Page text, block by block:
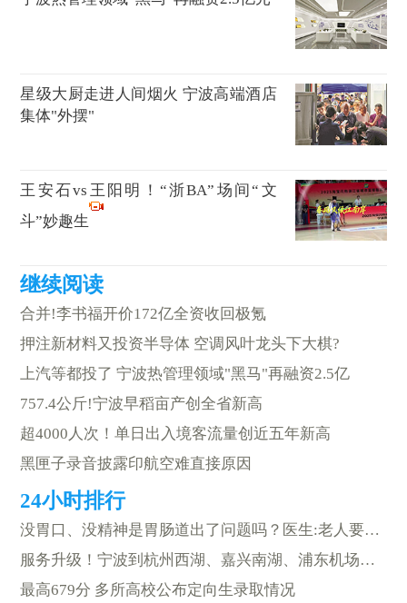
星级大厨走进人间烟火 宁波高端酒店
集体"外摆"
王安石vs王阳明！“浙BA”场间“文
斗”妙趣生
合并!李书福开价172亿全资收回极氪
押注新材料又投资半导体 空调风叶龙头下大棋?
上汽等都投了 宁波热管理领域"黑马"再融资2.5亿
757.4公斤!宁波早稻亩产创全省新高
超4000人次！单日出入境客流量创近五年新高
黑匣子录音披露印航空难直接原因
没胃口、没精神是胃肠道出了问题吗？医生:老人要警惕"隐形中暑"
服务升级！宁波到杭州西湖、嘉兴南湖、浦东机场更方便了
最高679分 多所高校公布定向生录取情况